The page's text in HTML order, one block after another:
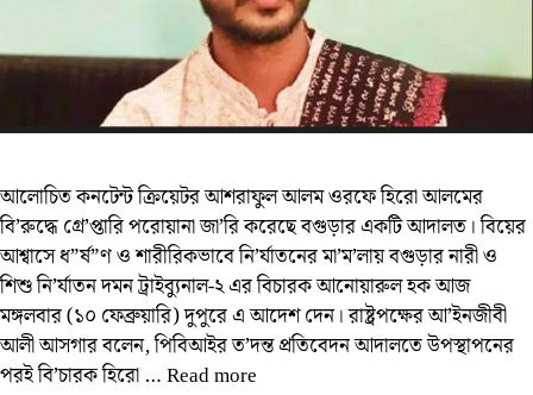
আলোচিত কনটেন্ট ক্রিয়েটর আশরাফুল আলম ওরফে হিরো আলমের
বি’রুদ্ধে গ্রে’প্তারি পরোয়ানা জা’রি করেছে বগুড়ার একটি আদালত। বিয়ের
আশ্বাসে ধ”র্ষ”ণ ও শারীরিকভাবে নি’র্যাতনের মা’ম’লায় বগুড়ার নারী ও
শিশু নি’র্যাতন দমন ট্রাইব্যুনাল-২ এর বিচারক আনোয়ারুল হক আজ
মঙ্গলবার (১০ ফেব্রুয়ারি) দুপুরে এ আদেশ দেন। রাষ্ট্রপক্ষের আ’ইনজীবী
আলী আসগার বলেন, পিবিআইর ত’দন্ত প্রতিবেদন আদালতে উপস্থাপনের
পরই বি’চারক হিরো …Read more